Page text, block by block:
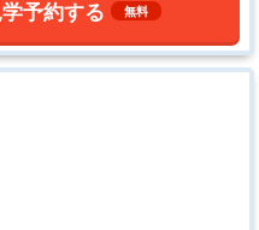
学予約する 無料